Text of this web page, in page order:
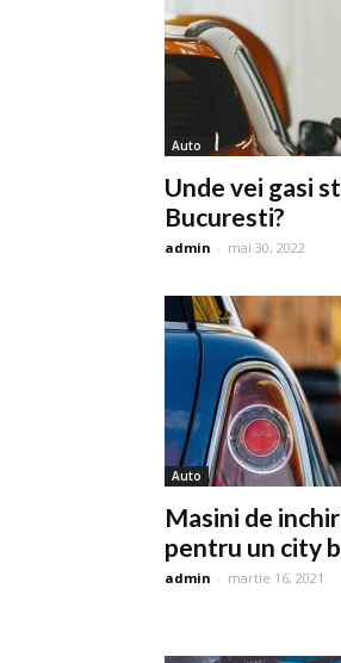
Auto
Unde vei gasi
Bucuresti?
admin - mai 30, 2022
Auto
Masini de
pentru un city
admin - martie 16, 2021